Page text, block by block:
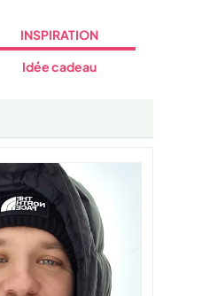
INSPIRATION
Idée cadeau